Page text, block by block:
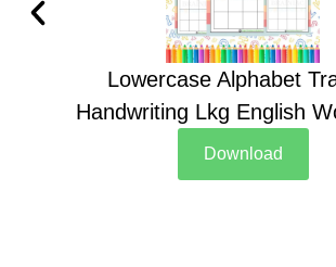
Lowercase Alphabet
Handwriting Lkg English
Download